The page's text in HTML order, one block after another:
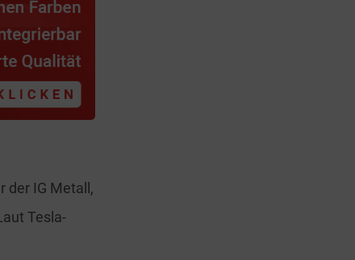
der IG Metall,
Tesla-